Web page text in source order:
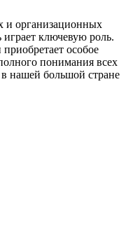
и организационных
играет ключевую роль.
особое
понимания всех
нашей большой стране